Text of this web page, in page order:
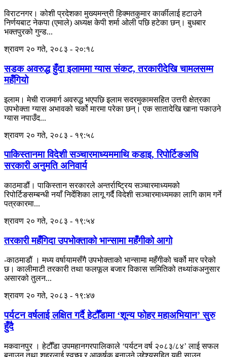
विराटनगर। कोशी प्रदेशका मुख्यमन्त्री हिक्मतकुमार कार्कीलाई हटाउने
निर्णयबाट नेकपा (एमाले) अध्यक्ष केपी शर्मा ओली पछि हटेका छन्। बुधबार
भक्तपुरको गुन्ड...
श्रावण २० गते, २०८३ - २०:१८
सडक अवरुद्ध हुँदा इलाममा ग्यास संकट, तरकारीदेखि चामलसम्म
महँगियो
इलाम। मेची राजमार्ग अवरुद्ध भएपछि इलाम सदरमुकामसहित उत्तरी क्षेत्रका
उपभोक्ता ग्यास अभावको चर्को मारमा परेका छन्। एक सातादेखि खाना पकाउने
ग्यास नपाउँद...
श्रावण २० गते, २०८३ - १९:५८
पाकिस्तानमा विदेशी सञ्चारमाध्यममाथि कडाइ, रिपोर्टिङअघि
सरकारी अनुमति अनिवार्य
काठमाडौं। पाकिस्तान सरकारले अन्तर्राष्ट्रिय सञ्चारमाध्यमको
रिपोर्टिङसम्बन्धी नयाँ निर्देशिका लागू गर्दै विदेशी सञ्चारमाध्यमका लागि काम गर्ने
पत्रकारमा...
श्रावण २० गते, २०८३ - १९:५४
तरकारी महँगिदा उपभोक्ताको भान्सामा महँगीको आगो
-काठमाडौं । मध्य वर्षायामसँगै उपभोक्ताको भान्सामा महँगीको चर्को मार परेको
छ। कालीमाटी तरकारी तथा फलफूल बजार विकास समितिको तथ्यांकअनुसार
असारको तुलन...
श्रावण २० गते, २०८३ - १९:४७
पर्यटन वर्षलाई लक्षित गर्दै हेटौँडामा ‘शून्य फोहर महाअभियान’ सुरु
हुँदै
मकवानपुर । हेटौँडा उपमहानगरपालिकाले ‘पर्यटन वर्ष २०८३/८४’ लाई सफल
बनाउन तथा शहरलाई स्वच्छ र आकर्षक बनाउने उद्देश्यसहित यही साउन